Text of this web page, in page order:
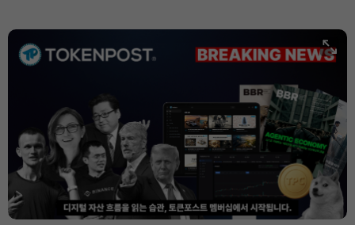
Solana (SOL) ₩107,249(+3.48%)
Hyperliquid (HYPE) ₩77,439(+1.51%)
Dogecoin (DOGE) ₩ 99.46(+1.32%)
Bitcoin (BTC) 91,411,198 (+0.17%)